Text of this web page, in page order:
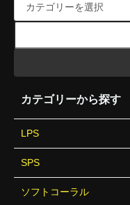
カテゴリーから探す
LPS
SPS
ソフトコーラル